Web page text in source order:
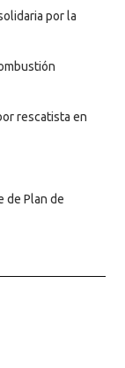
por la
rescatista en
de Plan de